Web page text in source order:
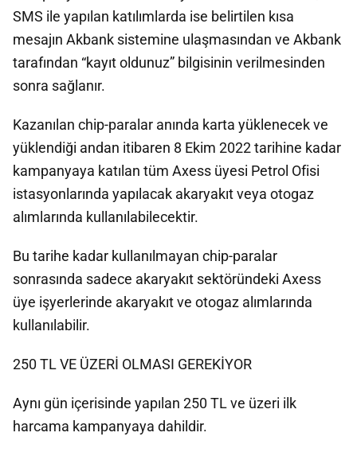
SMS ile yapılan katılımlarda ise belirtilen kısa
mesajın Akbank sistemine ulaşmasından ve Akbank
tarafından “kayıt oldunuz” bilgisinin verilmesinden
sonra sağlanır.
Kazanılan chip-paralar anında karta yüklenecek ve
yüklendiği andan itibaren 8 Ekim 2022 tarihine kadar
kampanyaya katılan tüm Axess üyesi Petrol Ofisi
istasyonlarında yapılacak akaryakıt veya otogaz
alımlarında kullanılabilecektir.
Bu tarihe kadar kullanılmayan chip-paralar
sonrasında sadece akaryakıt sektöründeki Axess
üye işyerlerinde akaryakıt ve otogaz alımlarında
kullanılabilir.
250 TL VE ÜZERİ OLMASI GEREKİYOR
Aynı gün içerisinde yapılan 250 TL ve üzeri ilk
harcama kampanyaya dahildir.